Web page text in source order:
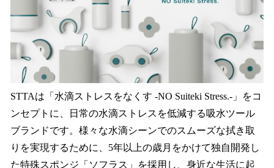
STTAは「水滴ストレスをなくす -NO Suiteki Stress.-」をコ
ンセプトに、日常の⽔滴ストレスを低減する吸水ツール
ブランドです。様々な⽔滴シーンでのスムーズな拭き取
りを実現するために、5年以上の歳月をかけて独自開発し
た特殊スポンジ「ソフラス」を採用し、身近な生活に起